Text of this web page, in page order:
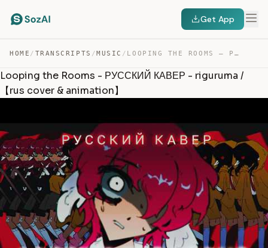
Get App
HOME / TRANSCRIPTS /MUSIC / LOOPING THE ROOMS – РУССКИЙ КАВЕР – RIGURUMA /【RUS COVE… — TRANSCRIPT
Looping the Rooms - РУССКИЙ КАВЕР - riguruma /
【rus cover & animation】‍